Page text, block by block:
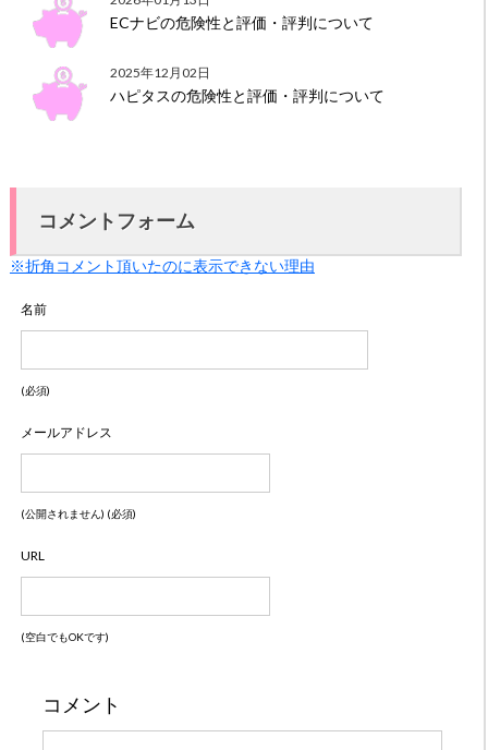
ECナビの危険性と評価・評判について
2025年12月02日
ハピタスの危険性と評価・評判について
コメントフォーム
※折角コメント頂いたのに表示できない理由
名前
(必須)
メールアドレス
(公開されません) (必須)
URL
(空白でもOKです)
コメント